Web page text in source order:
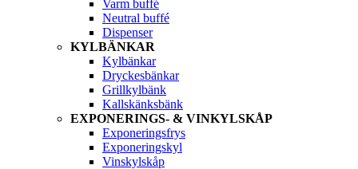
Varm buffé
Neutral buffé
Dispenser
KYLBÄNKAR
Kylbänkar
Dryckesbänkar
Grillkylbänk
Kallskänksbänk
EXPONERINGS- & VINKYLSKÅP
Exponeringsfrys
Exponeringskyl
Vinskylskåp